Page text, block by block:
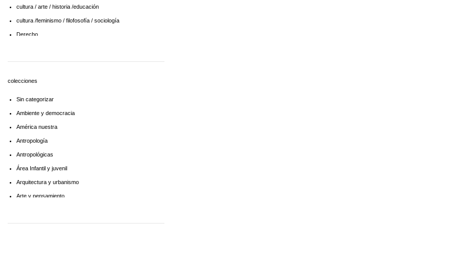
cultura / arte / historia /educación
cultura /feminismo / filofosofía / sociología
Derecho
Educaciòn
Filosofía social
Historia
Lingüística
Literatura infantil
Medioambiente
Pensamiento crítico
Política
colecciones
Sin categorizar
Ambiente y democracia
América nuestra
Antropología
Antropológicas
Área Infantil y juvenil
Arquitectura y urbanismo
Arte y pensamiento
Biblioteca América Latina